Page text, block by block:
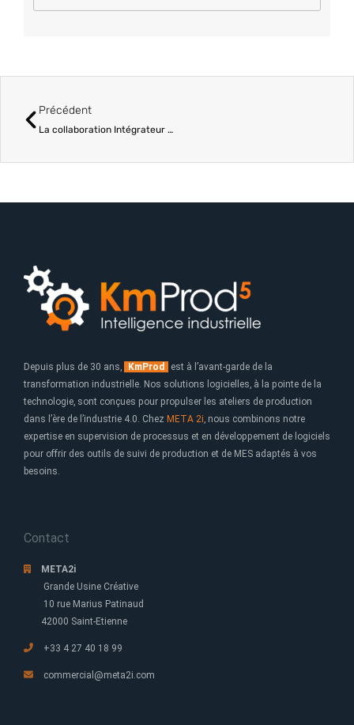
Précédent
La collaboration Intégrateur / Éditeur MES
Depuis plus de 30 ans, KmProd
est à l’avant-garde de la
transformation industrielle. Nos solutions logicielles, à la pointe de la
technologie, sont conçues pour propulser les ateliers de production
dans l’ère de l’industrie 4.0. Chez META 2i , nous combinons notre
expertise en supervision de processus et en développement de logiciels
pour offrir des outils de suivi de production et de MES adaptés à vos
besoins.
Contact
META2i
Grande Usine Créative
10 rue Marius Patinaud
42000 Saint-Etienne
+33 4 27 40 18 99
commercial@meta2i.com